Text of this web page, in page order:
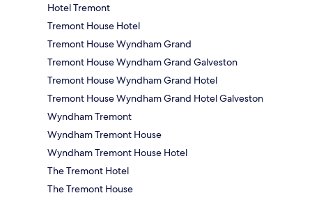
Hotel Tremont
Tremont House Hotel
Tremont House Wyndham Grand
Tremont House Wyndham Grand Galveston
Tremont House Wyndham Grand Hotel
Tremont House Wyndham Grand Hotel Galveston
Wyndham Tremont
Wyndham Tremont House
Wyndham Tremont House Hotel
The Tremont Hotel
The Tremont House